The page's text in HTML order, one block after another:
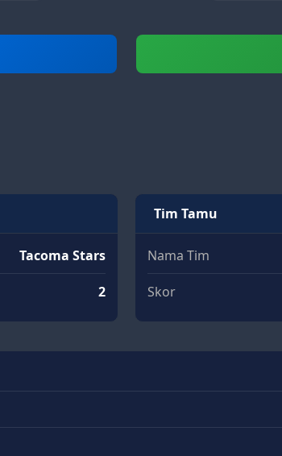
Tacoma Stars
2
Tim Tamu
Nama Tim
Skor